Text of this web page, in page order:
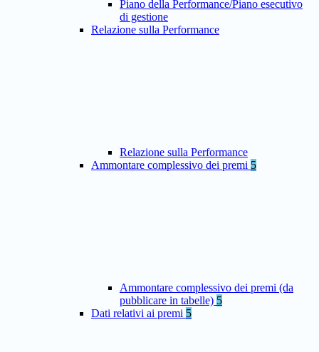
Piano della Performance/Piano esecutivo
di gestione
Relazione sulla Performance
Relazione sulla Performance
Ammontare complessivo dei premi 5
Ammontare complessivo dei premi (da
pubblicare in tabelle) 5
Dati relativi ai premi 5